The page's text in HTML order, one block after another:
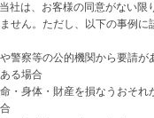
社は、お客様の同意がない限
せん。ただし、以下の事例に
警察等の公的機関から要請が
る場合
・身体・財産を損なうおそれ